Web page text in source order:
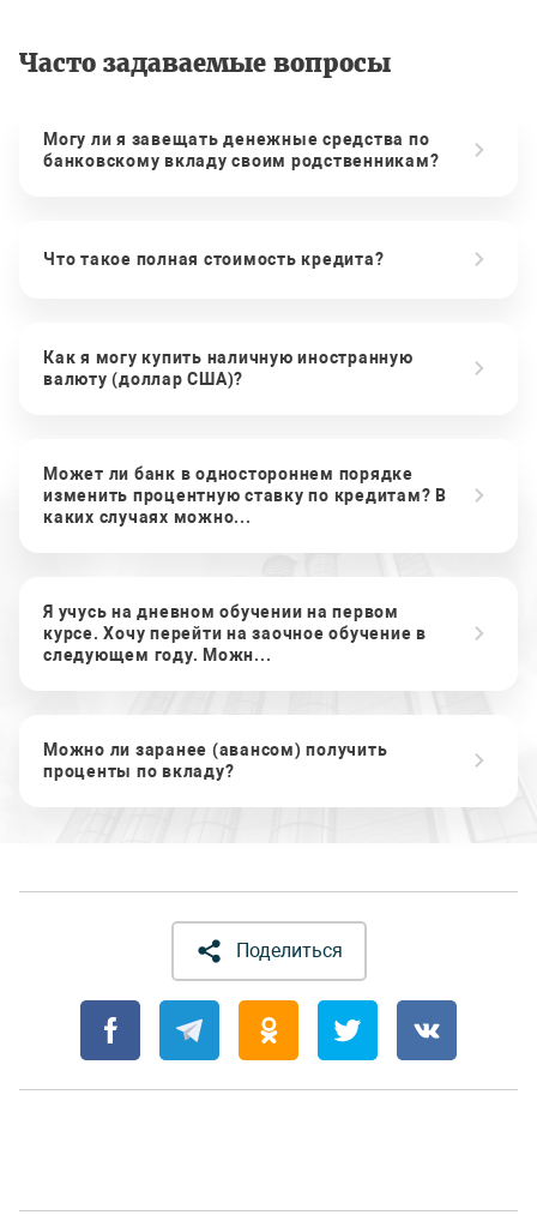
Часто задаваемые вопросы
Могу ли я завещать денежные средства по
банковскому вкладу своим родственникам?
Что такое полная стоимость кредита?
Как я могу купить наличную иностранную
валюту (доллар США)?
Может ли банк в одностороннем порядке
изменить процентную ставку по кредитам? В
каких случаях можно...
Я учусь на дневном обучении на первом
курсе. Хочу перейти на заочное обучение в
следующем году. Можн...
Можно ли заранее (авансом) получить
проценты по вкладу?
Поделиться